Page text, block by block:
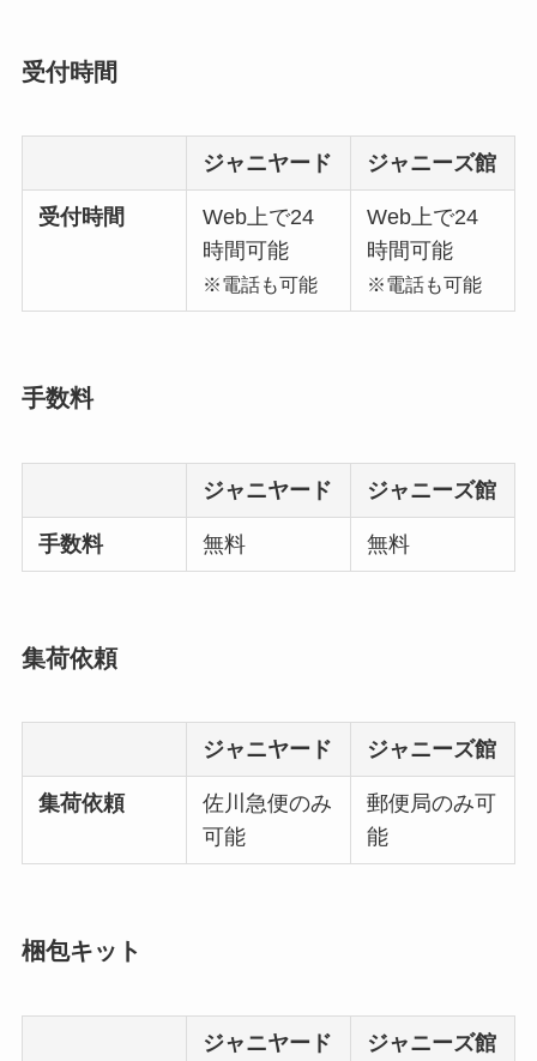
受付時間
ジャニヤード ジャニーズ館
受付時間
Web上で24
時間可能
※電話も可能
Web上で24
時間可能
※電話も可能
手数料
ジャニヤード ジャニーズ館
手数料 無料 無料
集荷依頼
ジャニヤード ジャニーズ館
集荷依頼
佐川急便のみ
可能
郵便局のみ可
能
梱包キット
ジャニヤード ジャニーズ館